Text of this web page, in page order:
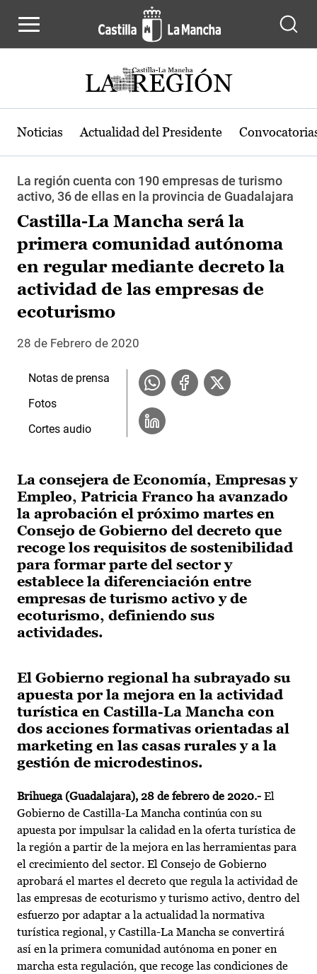
Noticias Actualidad del Presidente
La región cuenta con 190 empresas de turismo
activo, 36 de ellas en la provincia de Guadalajara
Castilla-La Mancha será la
primera comunidad autónoma
en regular mediante decreto la
actividad de las empresas de
ecoturismo
28 de Febrero de 2020
La consejera de Economía, Empresas y
Empleo, Patricia Franco ha avanzado
la aprobación el próximo martes en
Consejo de Gobierno del decreto que
recoge los requisitos de sostenibilidad
para formar parte del sector y
establece la diferenciación entre
empresas de turismo activo y de
ecoturismo, definiendo sus
actividades.
El Gobierno regional ha subrayado su
apuesta por la mejora en la actividad
turística en Castilla-La Mancha con
dos acciones formativas orientadas al
marketing en las casas rurales y a la
gestión de microdestinos.
Brihuega (Guadalajara), 28 de febrero de 2020.- El
Gobierno de Castilla-La Mancha continúa con su
apuesta por impulsar la calidad en la oferta turística de
la región a partir de la mejora en las herramientas para
el crecimiento del sector. El Consejo de Gobierno
aprobará el martes el decreto que regula la actividad de
las empresas de ecoturismo y turismo activo, dentro del
esfuerzo por adaptar a la actualidad la normativa
turística regional, y Castilla-La Mancha se convertirá
así en la primera comunidad autónoma en poner en
marcha esta regulación, que recoge las condiciones de
Notas de prensa
Fotos
Cortes audio